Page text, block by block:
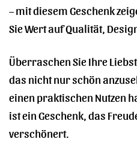
– mit diesem Geschenk
Sie Wert auf Qualität,
Überraschen Sie Ihre
das nicht nur schön
einen praktischen Nutzen
ist ein Geschenk, das
verschönert.